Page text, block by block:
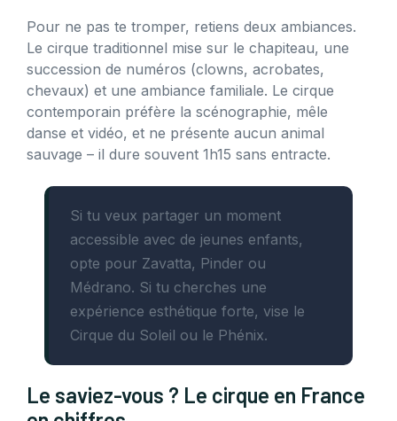
Pour ne pas te tromper, retiens deux ambiances.
Le cirque traditionnel mise sur le chapiteau, une
succession de numéros (clowns, acrobates,
chevaux) et une ambiance familiale. Le cirque
contemporain préfère la scénographie, mêle
danse et vidéo, et ne présente aucun animal
sauvage – il dure souvent 1h15 sans entracte.
Si tu veux partager un moment
accessible avec de jeunes enfants,
opte pour Zavatta, Pinder ou
Médrano. Si tu cherches une
expérience esthétique forte, vise le
Cirque du Soleil ou le Phénix.
Le saviez-vous ? Le cirque en France